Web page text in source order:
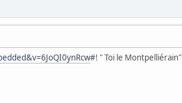
#! " Toi le Montpelliérain"